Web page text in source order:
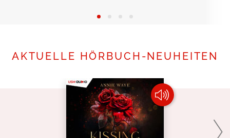
AKTUELLE HÖRBUCH-NEUHEITEN